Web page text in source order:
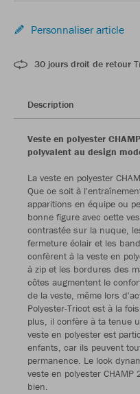
Personnaliser article
30 jours droit de retour
Description
Veste en polyester
polyvalent au design
La veste en polyester
Que ce soit à
apparitions en équipe ou
bonne figure avec cette
contrastée sur la nuque,
fermeture éclair et les
confèrent à la veste en
à zip et les bordures des
côtes augmentent le
de la veste, même lors
Polyester-Tricot est à la
plus, il confère à ta tenue
veste en polyester est
enfants, car ils peuvent
permanence. Le look
veste en polyester
bien.